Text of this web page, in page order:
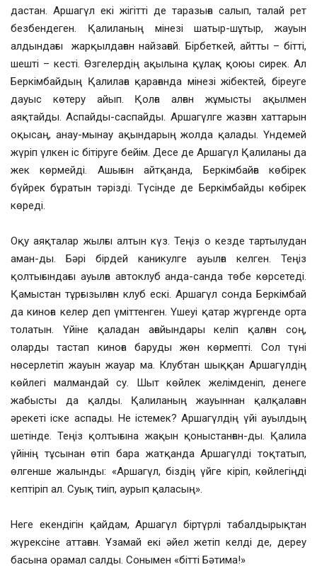
дастан. Аршагүл екі жігітті де таразыға салып, талай рет
безбендеген. Қалиланың мінезі шатыр-шұтыр, жауын
алдындағы жарқылдаған найзағай. Бірбеткей, айтты – бітті,
шешті – кесті. Өзгелердің ақылына құлақ қоюы сирек. Ал
Беркімбайдың Қалилаға қарағанда мінезі жібектей, біреуге
дауыс көтеру айып. Қолға алған жұмысты ақылмен
аяқтайды. Аспайды-саспайды. Аршагүлге жазған хаттарын
оқысаң, анау-мынау ақындарың жолда қалады. Үндемей
жүріп үлкен іс бітіруге бейім. Десе де Аршагүл Қалиланы да
жек көрмейді. Ашығын айтқанда, Беркімбайға көбірек
бүйрек бұратын тәрізді. Түсінде де Беркімбайды көбірек
көреді.
Оқу аяқталар жылғы алтын күз. Теңіз о кезде тартылудан
аман-ды. Бәрі бірдей каникулге ауылға келген. Теңіз
қолтығындағы ауылға автоклуб анда-санда төбе көрсетеді.
Қамыстан тұрғызылған клуб ескі. Аршагүл сонда Беркімбай
да киноға келер деп үміттенген. Үшеуі қатар жүргенде орта
толатын. Үйіне қаладан ағайындары келіп қалған соң,
оларды тастап киноға баруды жөн көрмепті. Сол түні
нөсерлетіп жауын жауар ма. Клубтан шыққан Аршагүлдің
көйлегі малмандай су. Шыт көйлек желімденіп, денеге
жабысты да қалды. Қалиланың жауыннан қалқалаған
әрекеті іске аспады. Не істемек? Аршагүлдің үйі ауылдың
шетінде. Теңіз қолтығына жақын қоныстанған-ды. Қалила
үйінің тұсынан өтіп бара жатқанда Аршагүлді тоқтатып,
өлгенше жалынды: «Аршагүл, біздің үйге кіріп, көйлегіңді
кептіріп ал. Суық тиіп, аурып қаласың».
Неге екендігін қайдам, Аршагүл біртүрлі табалдырықтан
жүрексіне аттаған. Ұзамай екі әйел жетіп келді де, дереу
басына орамал салды. Сонымен «бітті Бәтима!»